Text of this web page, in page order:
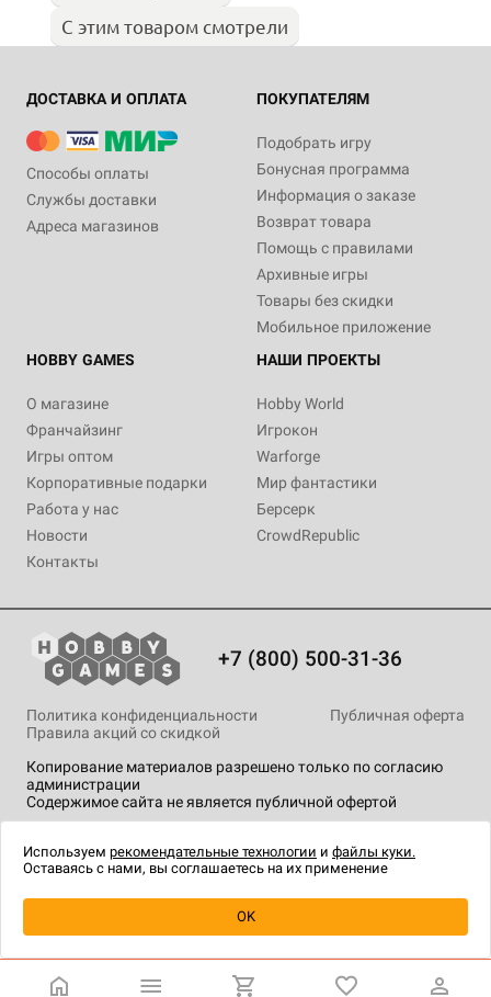
Уведомить о наличии
С этим товаром смотрели
ДОСТАВКА И ОПЛАТА
Способы оплаты
Службы доставки
Адреса магазинов
ПОКУПАТЕЛЯМ
Подобрать игру
Бонусная программа
Информация о заказе
Возврат товара
Помощь с правилами
Архивные игры
Товары без скидки
Мобильное приложение
HOBBY GAMES
О магазине
Франчайзинг
Игры оптом
Корпоративные подарки
Работа у нас
Новости
Контакты
НАШИ ПРОЕКТЫ
Hobby World
Игрокон
Warforge
Мир фантастики
Берсерк
CrowdRepublic
+7 (800) 500-31-36
Копирование материалов разрешено только по согласию
администрации
Содержимое сайта не является публичной офертой
Политика конфиденциальности
Публичная оферта
Правила акций со скидкой
технологии.
Используем рекомендательные технологии и файлы куки.
Оставаясь с нами, вы соглашаетесь на их применение
OK